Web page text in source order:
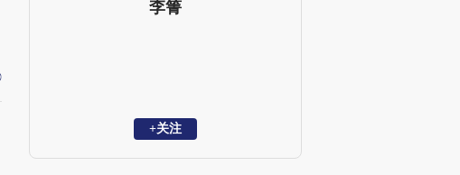
李箐
+关注